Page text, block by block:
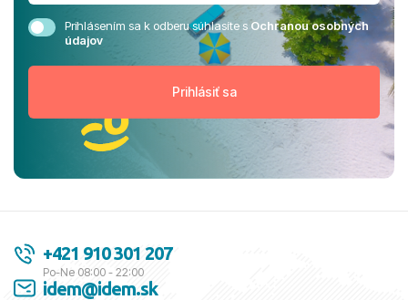
Prihlásením sa k odberu súhlasíte sOchranou osobných
údajov
+421 910 301 207
Po-Ne 08:00 - 22:00
idem@idem.sk